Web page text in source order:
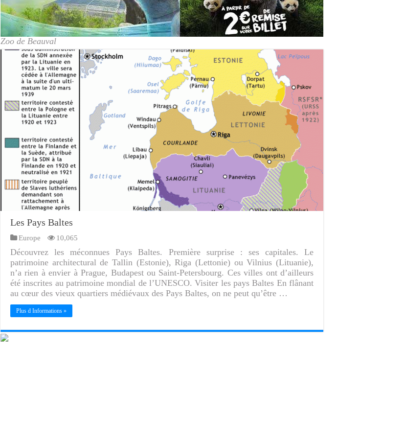
Zoo de Beauval
Les Pays Baltes
Europe 10,065
Découvrez les méconnues Pays Baltes. Première surprise : ses capitales. Le
patrimoine architectural de Tallin (Estonie), Riga (Lettonie) ou Vilnius (Lituanie),
n’a rien à envier à Prague, Budapest ou Saint-Petersbourg. Ces villes ont d’ailleurs
été inscrites au patrimoine mondial de l’UNESCO. Visiter les pays Baltes En flânant
au cœur des vieux quartiers médiévaux des Pays Baltes, on ne peut qu’être …
Plus d Informations »